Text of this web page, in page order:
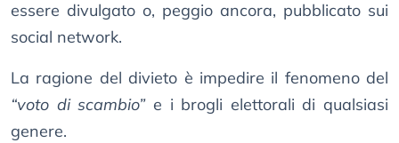
essere divulgato o, peggio ancora, pubblicato sui
social network.
La ragione del divieto è impedire il fenomeno del
“voto di scambio”e i brogli elettorali di qualsiasi
genere.